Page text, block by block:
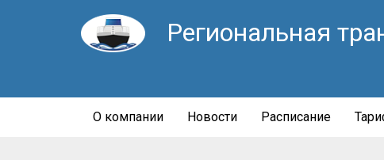
Региональная
О компании Новости Расписание